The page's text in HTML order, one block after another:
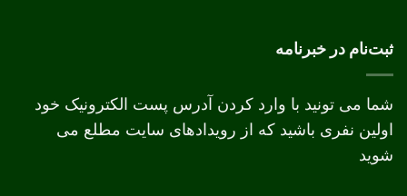
افست
ثبت‌نام در خبرنامه
شما می تونید با وارد کردن آدرس پست الکترونیک خود
اولین نفری باشید که از رویدادهای سایت مطلع می
شوید